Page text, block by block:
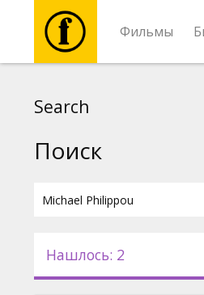
Фильмы
Новости
Search
Поиск
Нашлось: 2